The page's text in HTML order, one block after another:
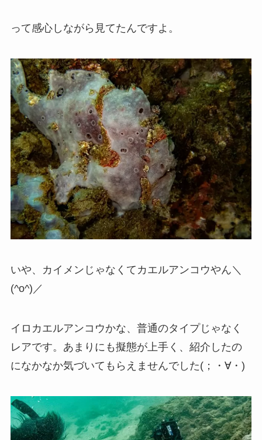
って感心しながら見てたんですよ。
いや、カイメンじゃなくてカエルアンコウやん＼
(^o^)／
イロカエルアンコウかな、普通のタイプじゃなく
レアです。あまりにも擬態が上手く、紹介したの
になかなか気づいてもらえませんでした(；・∀・)